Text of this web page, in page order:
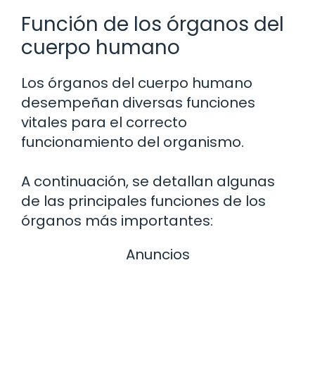
Función de los órganos del
cuerpo humano
Los órganos del cuerpo humano
desempeñan diversas funciones
vitales para el correcto
funcionamiento del organismo.
A continuación, se detallan algunas
de las principales funciones de los
órganos más importantes:
Anuncios